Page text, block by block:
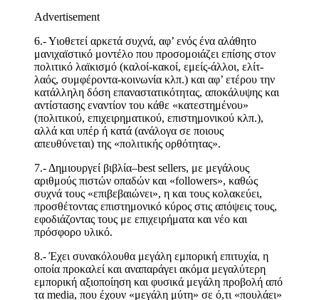
Advertisement
6.- Υιοθετεί αρκετά συχνά, αφ’ ενός ένα αλάθητο
μανιχαϊστικό μοντέλο που προσομοιάζει επίσης στον
πολιτικό λαϊκισμό (καλοί-κακοί, εμείς-άλλοι, ελίτ-
λαός, συμφέροντα-κοινωνία κλπ.) και αφ’ ετέρου την
κατάλληλη δόση επαναστατικότητας, αποκάλυψης και
αντίστασης εναντίον του κάθε «κατεστημένου»
(πολιτικού, επιχειρηματικού, επιστημονικού κλπ.),
αλλά και υπέρ ή κατά (ανάλογα σε ποιους
απευθύνεται) της «πολιτικής ορθότητας».
7.- Δημιουργεί βιβλία–best sellers, με μεγάλους
αριθμούς πιστών οπαδών και «followers», καθώς
συχνά τους «επιβεβαιώνει», η και τους κολακεύει,
προσθέτοντας επιστημονικό κύρος στις απόψεις τους,
εφοδιάζοντας τους με επιχειρήματα και νέο και
πρόσφορο υλικό.
8.- Έχει συνακόλουθα μεγάλη εμπορική επιτυχία, η
οποία προκαλεί και αναπαράγει ακόμα μεγαλύτερη
εμπορική αξιοποίηση και φυσικά μεγάλη προβολή από
τα media, που έχουν «μεγάλη μύτη» σε ό,τι «πουλάει»